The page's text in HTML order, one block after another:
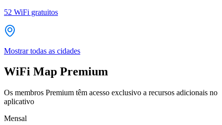
52 WiFi gratuitos
Mostrar todas as cidades
WiFi Map Premium
Os membros Premium têm acesso exclusivo a recursos adicionais no
aplicativo
Mensal